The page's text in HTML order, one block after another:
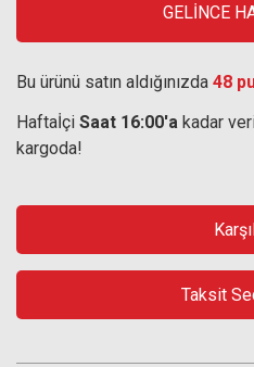
GELİNCE
Bu ürünü satın aldığınızda 48
Haftaİçi Saat 16:00'a kadar
kargoda!
Taksit